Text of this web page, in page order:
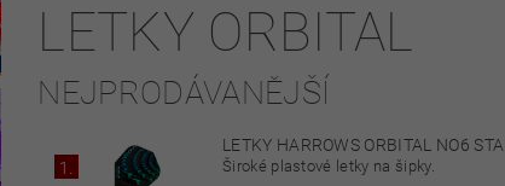
OBCHODNÍ PODMÍNKY OCHRANA OSOBNÍCH ÚDAJŮ
LETKY ORBITAL
NEJPRODÁVANĚJŠÍ
1.
LETKY HARROWS ORBITAL NO6
Široké plastové letky na šipky.